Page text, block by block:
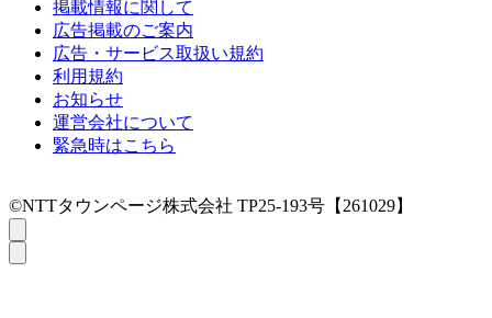
掲載情報に関して
広告掲載のご案内
広告・サービス取扱い規約
利用規約
お知らせ
運営会社について
緊急時はこちら
©NTTタウンページ株式会社 TP25-193号【261029】